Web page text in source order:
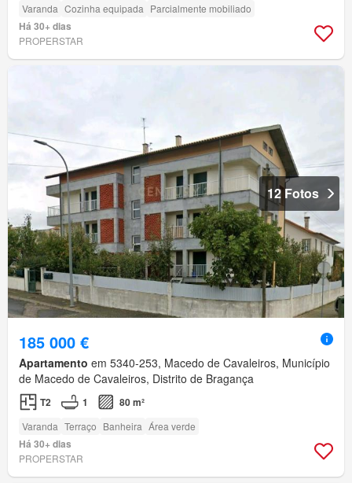
Varanda Cozinha equipada Parcialmente mobiliado
Há 30+ dias
PROPERSTAR
12 Fotos
185 000 €
Apartamento em 5340-253, Macedo de Cavaleiros, Município
de Macedo de Cavaleiros, Distrito de Bragança
T2 1 80 m²
Varanda Terraço Banheira Área verde
Há 30+ dias
PROPERSTAR